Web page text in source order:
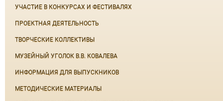
УЧАСТИЕ В КОНКУРСАХ И ФЕСТИВАЛЯХ
ПРОЕКТНАЯ ДЕЯТЕЛЬНОСТЬ
ТВОРЧЕСКИЕ КОЛЛЕКТИВЫ
МУЗЕЙНЫЙ УГОЛОК В.В. КОВАЛЕВА
ИНФОРМАЦИЯ ДЛЯ ВЫПУСКНИКОВ
МЕТОДИЧЕСКИЕ МАТЕРИАЛЫ